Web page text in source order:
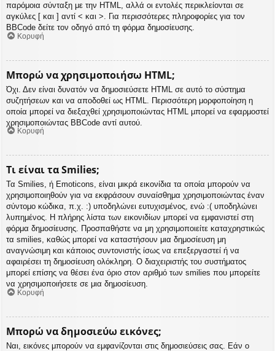
παρόμοια σύνταξη με την HTML, αλλά οι εντολές περικλείονται σε
αγκύλες [ και ] αντί < και >. Για περισσότερες πληροφορίες για τον
BBCode δείτε τον οδηγό από τη φόρμα δημοσίευσης.
Κορυφή
Μπορώ να χρησιμοποιήσω HTML;
Όχι. Δεν είναι δυνατόν να δημοσιεύσετε HTML σε αυτό το σύστημα
συζητήσεων και να αποδοθεί ως HTML. Περισσότερη μορφοποίηση η
οποία μπορεί να διεξαχθεί χρησιμοποιώντας HTML μπορεί να εφαρμοστεί
χρησιμοποιώντας BBCode αντί αυτού.
Κορυφή
Τι είναι τα Smilies;
Τα Smilies, ή Emoticons, είναι μικρά εικονίδια τα οποία μπορούν να
χρησιμοποιηθούν για να εκφράσουν συναίσθημα χρησιμοποιώντας έναν
σύντομο κώδικα, π.χ. :) υποδηλώνει ευτυχισμένος, ενώ :( υποδηλώνει
λυπημένος. Η πλήρης λίστα των εικονιδίων μπορεί να εμφανιστεί στη
φόρμα δημοσίευσης. Προσπαθήστε να μη χρησιμοποιείτε καταχρηστικώς
τα smilies, καθώς μπορεί να καταστήσουν μια δημοσίευση μη
αναγνώσιμη και κάποιος συντονιστής ίσως να επεξεργαστεί ή να
αφαιρέσει τη δημοσίευση ολόκληρη. Ο διαχειριστής του συστήματος
μπορεί επίσης να θέσει ένα όριο στον αριθμό των smilies που μπορείτε
να χρησιμοποιήσετε σε μια δημοσίευση.
Κορυφή
Μπορώ να δημοσιεύω εικόνες;
Ναι, εικόνες μπορούν να εμφανίζονται στις δημοσιεύσεις σας. Εάν ο